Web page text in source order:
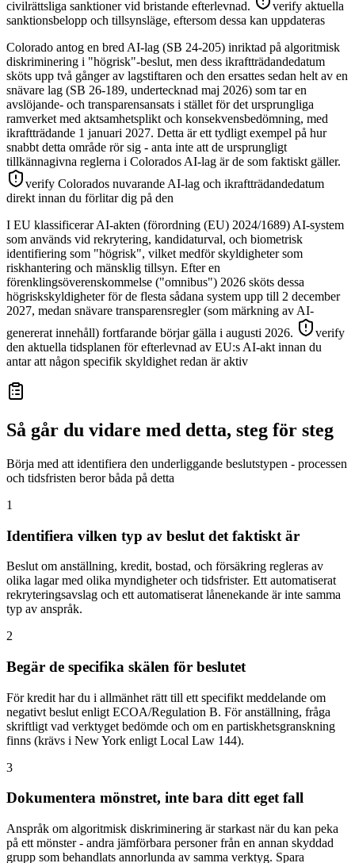
civilrättsliga sanktioner vid bristande efterlevnad.
verify aktuella
sanktionsbelopp och tillsynsläge, eftersom dessa kan uppdateras
Colorado antog en bred AI-lag (SB 24-205) inriktad på algoritmisk
diskriminering i "högrisk"-beslut, men dess ikraftträdandedatum
sköts upp två gånger av lagstiftaren och den ersattes sedan helt av en
snävare lag (SB 26-189, undertecknad maj 2026) som tar en
avslöjande- och transparensansats i stället för det ursprungliga
ramverket med aktsamhetsplikt och konsekvensbedömning, med
ikraftträdande 1 januari 2027. Detta är ett tydligt exempel på hur
snabbt detta område rör sig - anta inte att de ursprungligt
tillkännagivna reglerna i Colorados AI-lag är de som faktiskt gäller.
verify Colorados nuvarande AI-lag och ikraftträdandedatum
direkt innan du förlitar dig på den
I EU klassificerar AI-akten (förordning (EU) 2024/1689) AI-system
som används vid rekrytering, kandidaturval, och biometrisk
identifiering som "högrisk", vilket medför skyldigheter som
riskhantering och mänsklig tillsyn. Efter en
förenklingsöverenskommelse ("omnibus") 2026 sköts dessa
högriskskyldigheter för de flesta sådana system upp till 2 december
2027, medan snävare transparensregler (som märkning av AI-
genererat innehåll) fortfarande börjar gälla i augusti 2026.
verify
den aktuella tidsplanen för efterlevnad av EU:s AI-akt innan du
antar att någon specifik skyldighet redan är aktiv
Så går du vidare med detta, steg för steg
Börja med att identifiera den underliggande beslutstypen - processen
och tidsfristen beror båda på detta
1
Identifiera vilken typ av beslut det faktiskt är
Beslut om anställning, kredit, bostad, och försäkring regleras av
olika lagar med olika myndigheter och tidsfrister. Ett automatiserat
rekryteringsavslag och ett automatiserat lånenekande är inte samma
typ av anspråk.
2
Begär de specifika skälen för beslutet
För kredit har du i allmänhet rätt till ett specifikt meddelande om
negativt beslut enligt ECOA/Regulation B. För anställning, fråga
skriftligt vad verktyget bedömde och om en partiskhetsgranskning
finns (krävs i New York enligt Local Law 144).
3
Dokumentera mönstret, inte bara ditt eget fall
Anspråk om algoritmisk diskriminering är starkast när du kan peka
på ett mönster - andra jämförbara personer från en annan skyddad
grupp som behandlats annorlunda av samma verktyg. Spara